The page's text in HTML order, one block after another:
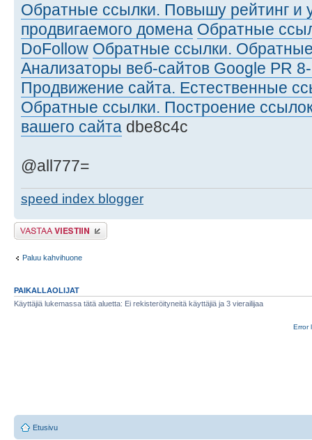
Обратные ссылки. Повышу рейтинг и
продвигаемого домена Обратные
DoFollow Обратные ссылки.
Анализаторы веб-сайтов Google PR
Продвижение сайта. Естественные
Обратные ссылки. Построение
вашего сайта dbe8c4c
@all777=
speed index blogger
Lähetä vastaus
Paluu kahvihuone
PAIKALLAOLIJAT
Käyttäjiä lukemassa tätä aluetta: Ei rekisteröityneitä käyttäjiä ja 3 vierailijaa
Error
Etusivu